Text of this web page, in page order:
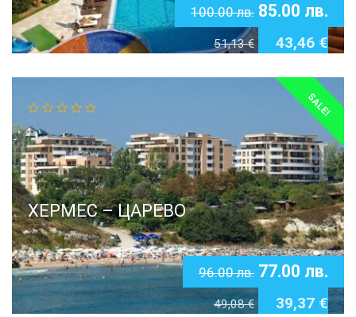
100.00лв.
51,13€
85.00 лв.
43,46 €
SALE!
ХЕРМЕС – ЦАРЕВО
96.00лв.
49,08€
77.00 лв.
39,37 €